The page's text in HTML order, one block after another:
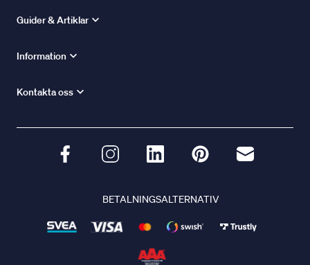
Guider & Artiklar
Information
Kontakta oss
BETALNINGSALTERNATIV